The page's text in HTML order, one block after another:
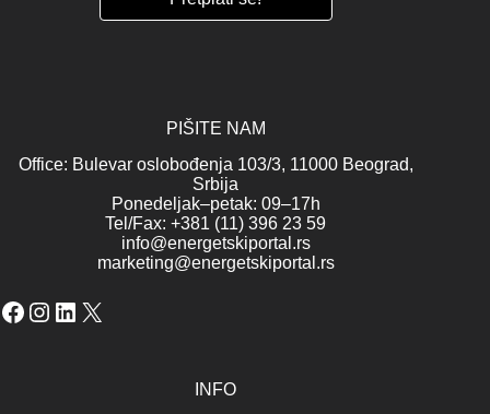
PIŠITE NAM
Office: Bulevar oslobođenja 103/3, 11000 Beograd,
Srbija
Ponedeljak–petak: 09–17h
Tel/Fax: +381 (11) 396 23 59
info@energetskiportal.rs
marketing@energetskiportal.rs
Facebook
Instagram
LinkedIn
X
INFO